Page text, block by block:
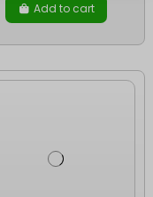
Add to cart